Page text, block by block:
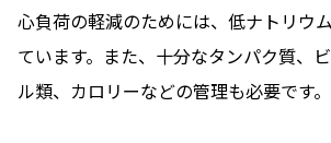
心負荷の軽減のためには、低ナトリウ
ています。また、十分なタンパク質、
ル類、カロリーなどの管理も必要です。